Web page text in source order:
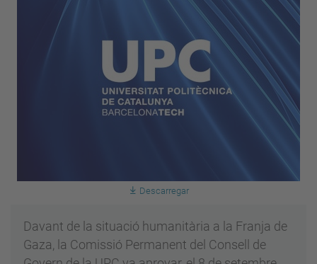
Descarregar
Davant de la situació humanitària a la Franja de
Gaza, la Comissió Permanent del Consell de